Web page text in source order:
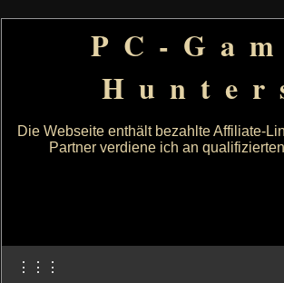
PC-
Die Webseite enthält bezahlte Affiliate-
Partner verdiene ich an
⋮⋮⋮